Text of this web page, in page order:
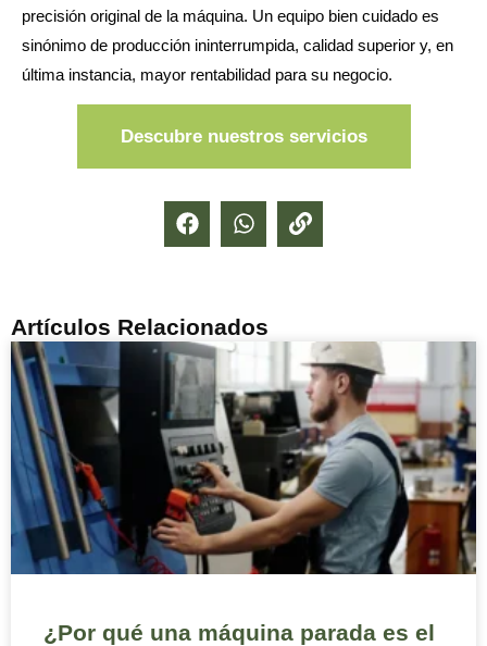
precisión original de la máquina. Un equipo bien cuidado es
sinónimo de producción ininterrumpida, calidad superior y, en
última instancia, mayor rentabilidad para su negocio.
Descubre nuestros servicios
Artículos Relacionados
¿Por qué una máquina parada es el